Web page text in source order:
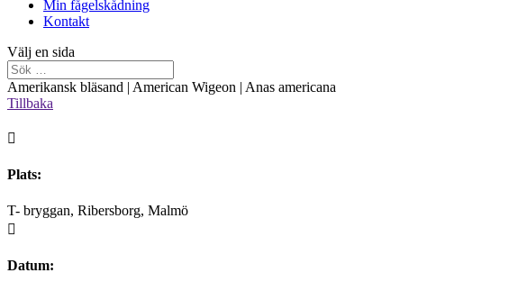
Min fågelskådning
Kontakt
Välj en sida
Amerikansk bläsand | American Wigeon | Anas americana
Tillbaka

Plats:
T- bryggan, Ribersborg, Malmö

Datum: